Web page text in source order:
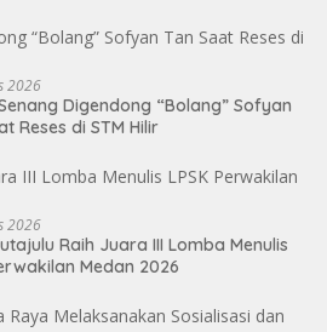
2026
Digendong “Bolang” Sofyan
Reses di STM Hilir
2026
Raih Juara III Lomba Menulis
Medan 2026